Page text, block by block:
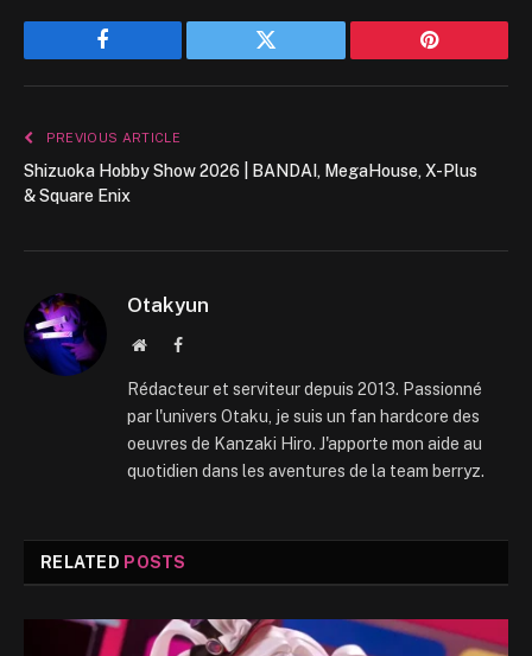
Facebook Twitter Pinterest
PREVIOUS ARTICLE
Shizuoka Hobby Show 2026 | BANDAI, MegaHouse, X-Plus
& Square Enix
Otakyun
WebsiteFacebook
Rédacteur et serviteur depuis 2013. Passionné
par l'univers Otaku, je suis un fan hardcore des
oeuvres de Kanzaki Hiro. J'apporte mon aide au
quotidien dans les aventures de la team berryz.
RELATED POSTS